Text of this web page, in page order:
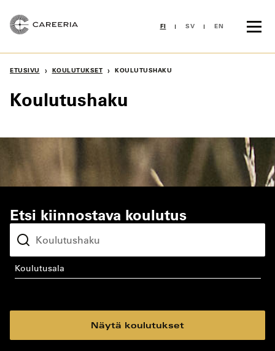
sisältöön
FI SV EN
ETUSIVU › KOULUTUKSET › KOULUTUSHAKU
Koulutushaku
Etsi kiinnostava koulutus
koulutusala
Näytä koulutukset